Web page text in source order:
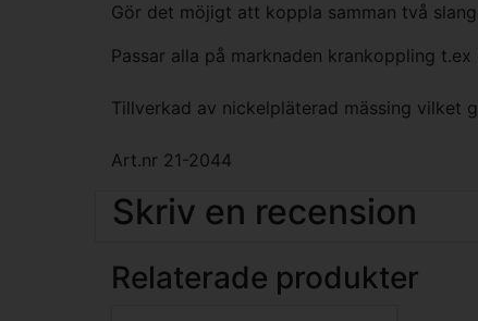
Gör det möjigt att koppla samman två
Passar alla på marknaden krankoppling t.ex
Tillverkad av nickelpläterad mässing vilket
Art.nr 21-2044
Skriv en recension
Relaterade produkter